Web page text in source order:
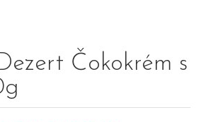
Čokokrém s